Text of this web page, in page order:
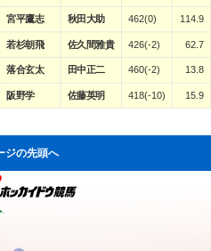
宮平鷹志 秋田大助 462(0) 114.9
若杉朝飛 佐久間雅貴 426(-2) 62.7
落合玄太 田中正二 460(-2) 13.8
阪野学 佐藤英明 418(-10) 15.9
ジの先頭へ